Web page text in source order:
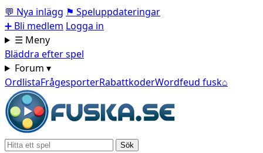
💬 Nya inlägg ⚑ Speluppdateringar
➕ Bli medlem Logga in
☰ Meny
Bläddra efter spel
Forum ▾
OrdlistaFrågesporterRabattkoderWordfeud fusk⌂
Sök